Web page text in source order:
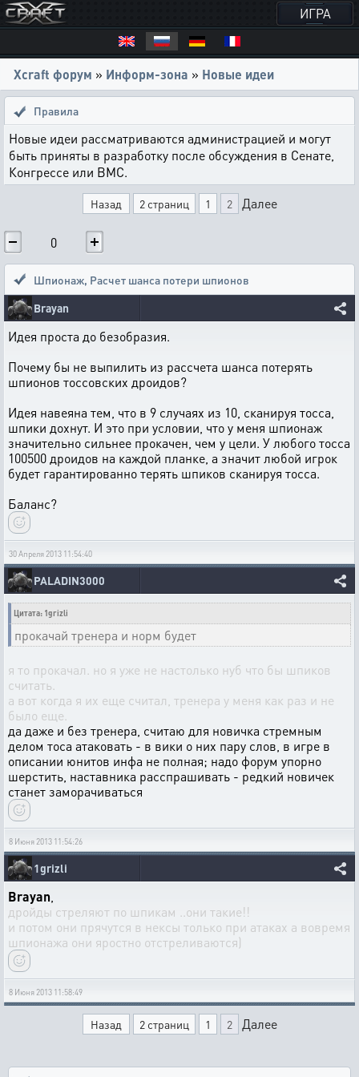
ИГРА
Xcraft форум » Информ-зона » Новые идеи
Правила
Новые идеи рассматриваются администрацией и могут
быть приняты в разработку после обсуждения в Сенате,
Конгрессе или ВМС.
Назад 2 страниц 1 2 Далее
0
Шпионаж, Расчет шанса потери шпионов
Brayan
Идея проста до безобразия.
Почему бы не выпилить из рассчета шанса потерять
шпионов тоссовских дроидов?
Идея навеяна тем, что в 9 случаях из 10, сканируя тосса,
шпики дохнут. И это при условии, что у меня шпионаж
значительно сильнее прокачен, чем у цели. У любого тосса
100500 дроидов на каждой планке, а значит любой игрок
будет гарантированно терять шпиков сканируя тосса.
Баланс?
30 Апреля 2013 11:54:40
PALADIN3000
Цитата: 1grizli
прокачай тренера и норм будет
я то прокачал. но я уже не настолько нуб что бы шпиков
считать.
а вот когда я их еще считал, тренера у меня как раз и не
было еще.
да даже и без тренера, считаю для новичка стремным
делом тоса атаковать - в вики о них пару слов, в игре в
описании юнитов инфа не полная; надо форум упорно
шерстить, наставника расспрашивать - редкий новичек
станет заморачиваться
8 Июня 2013 11:54:26
1grizli
Brayan
дройды стреляют по шпикам ..они такие!!
и потом они прячутся в нексы только при атаках а вовремя
шпионажа они яростно отстреливаются)
8 Июня 2013 11:58:49
Назад 2 страниц 1 2 Далее